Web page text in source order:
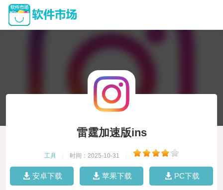
雷霆加速版ins
工具 时间：2025-10-31
安卓下载 苹果下载 PC下载